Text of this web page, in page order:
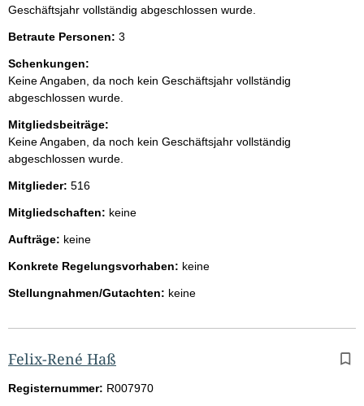
Geschäftsjahr vollständig abgeschlossen wurde.
Betraute Personen: 3
Schenkungen:
Keine Angaben, da noch kein Geschäftsjahr vollständig
abgeschlossen wurde.
Mitgliedsbeiträge:
Keine Angaben, da noch kein Geschäftsjahr vollständig
abgeschlossen wurde.
Mitglieder: 516
Mitgliedschaften: keine
Aufträge: keine
Konkrete Regelungsvorhaben: keine
Stellungnahmen/Gutachten: keine
Felix-René Haß
Registernummer: R007970